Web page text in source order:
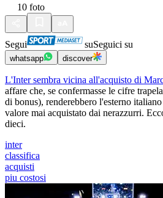
10 foto
Segui suSeguici su
whatsapp discover
L'Inter sembra vicina all'acquisto di
affare che, se confermasse le cifre
di bonus), renderebbero l'esterno
valore mai acquistato dai nerazzurri.
dieci.
inter
classifica
acquisti
piu costosi